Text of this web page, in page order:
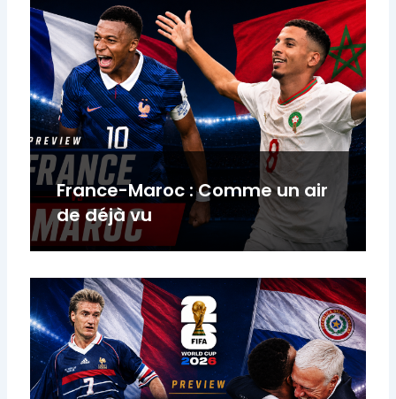
France-Maroc : Comme un air
de déjà vu